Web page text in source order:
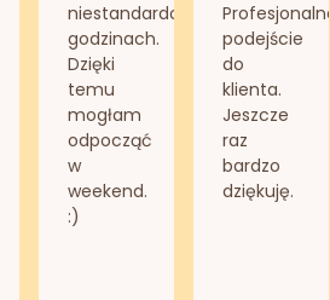
niestandardowych
godzinach.
Dzięki
temu
mogłam
odpocząć
w
weekend.
:)
Profesjonalne
podejście
do
klienta.
Jeszcze
raz
bardzo
dziękuję.